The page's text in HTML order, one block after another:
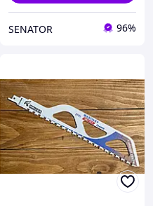
SENATOR 96%